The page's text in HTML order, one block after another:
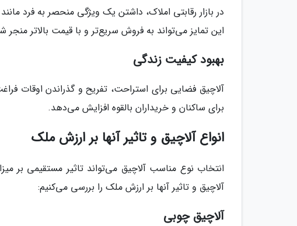
در بازار رقابتی املاک، داشتن یک ویژگی منحصر به فرد
این تمایز می‌تواند به فروش سریع‌تر و با قیمت بالاتر منجر
بهبود کیفیت زندگی
آلاچیق فضایی برای استراحت، تفریح و گذراندن اوقات
برای ساکنان و خریداران بالقوه افزایش می‌دهد.
انواع آلاچیق و تاثیر آنها بر ارزش ملک
انتخاب نوع مناسب آلاچیق می‌تواند تاثیر مستقیمی بر
آلاچیق و تاثیر آنها بر ارزش ملک را بررسی می‌کنیم:
آلاچیق چوبی